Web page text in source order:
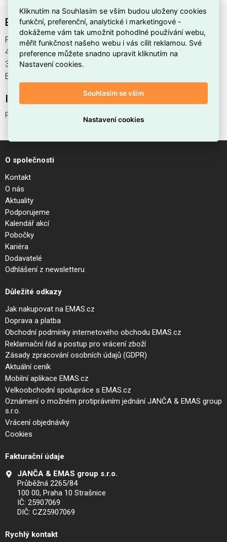
Bachman 304.974 Supply cable H05VV-F 3G1,0
Přívodní kabel H05VV-F 3G1,0 , výrobce Bachmann, EAN
4016514002290, kód dodavatele 304.974. Bachman
304.974 Supply cable H05VV-F 3G1,0 nabízíme od 1 ks. Kód
EMAS Přívodní kabel H05VV-F 3G1,0 je ELOSOS1031423.
Interní název produktu
Přívodní kabel H05VV-F 3G1,0
O společnosti
Kontakt
O nás
Aktuality
Podporujeme
Kalendář akcí
Pobočky
Kariéra
Dodavatelé
Odhlášení z newsletteru
Důležité odkazy
Jak nakupovat na EMAS.cz
Doprava a platba
Obchodní podmínky internetového obchodu EMAS.cz
Reklamační řád a postup pro vrácení zboží
Zásady zpracování osobních údajů (GDPR)
Aktuální ceník
Mobilní aplikace EMAS.cz
Velkoobchodní spolupráce s EMAS.cz
Oznámení o možném protiprávním jednání JANČA & EMAS group
s.r.o.
Vrácení objednávky
Cookies
Fakturační údaje
JANČA & EMAS group s.r.o.
Průběžná 2265/84
100 00, Praha 10 Strašnice
IČ: 25907069
DIČ: CZ25907069
Rychlý kontakt
Kliknutím na Souhlasím se vším budou uloženy cookies
funkční, preferenční, analytické i marketingové -
dokážeme vám tak umožnit pohodlné používání webu,
měřit funkčnost našeho webu i vás cílit reklamou. Své
preference můžete snadno upravit kliknutím na
Nastavení cookies.
Souhlasím se vším
Nastavení cookies